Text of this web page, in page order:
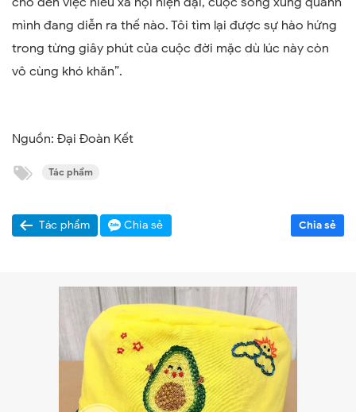
mình đang diễn ra thế nào. Tôi tìm lại được sự hào hứng
trong từng giây phút của cuộc đời mặc dù lúc này còn
vô cùng khó khăn”.
Nguồn: Đại Đoàn Kết
Tác phẩm
Tác phẩm Chia sẻ Chia sẻ